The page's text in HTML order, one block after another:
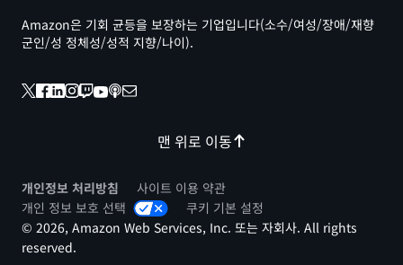
맨 위로 이동
Amazon은 기회 균등을 보장하는 기업입니다(소수/여성/장애/재향
군인/성 정체성/성적 지향/나이).
개인정보 처리방침
사이트 이용 약관
개인 정보 보호 선택
쿠키 기본 설정
© 2026, Amazon Web Services, Inc. 또는 자회사. All rights
reserved.